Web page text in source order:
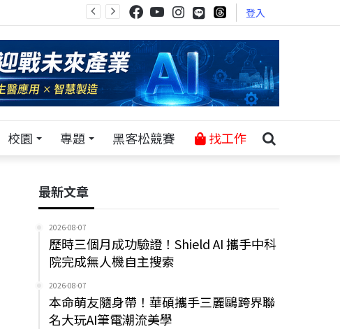
登入
校園 專題 黑客松競賽 找工作
最新文章
2026-08-07
歷時三個月成功驗證！Shield AI 攜手中科
院完成無人機自主搜索
2026-08-07
本命萌友隨身帶！華碩攜手三麗鷗跨界聯
名大玩AI筆電潮流美學